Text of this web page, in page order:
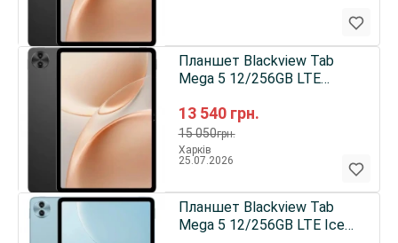
13 540 грн.
15 050грн.
Планшет Blackview Tab
Mega 5 12/256GB LTE
Харків
25.07.2026
Планшет Blackview Tab
Mega 5 12/256GB LTE Ice